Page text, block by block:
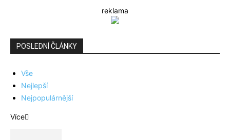
reklama
POSLEDNÍ ČLÁNKY
Vše
Nejlepší
Nejpopulárnější
Více